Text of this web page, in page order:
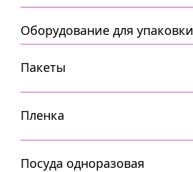
Оборудование для упаковки
Пакеты
Пленка
Посуда одноразовая